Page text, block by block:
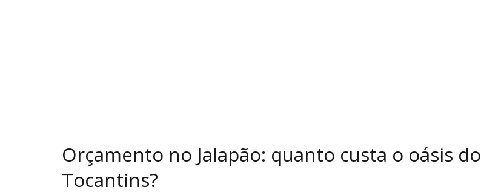
Orçamento no Jalapão: quanto custa o oásis do
Tocantins?